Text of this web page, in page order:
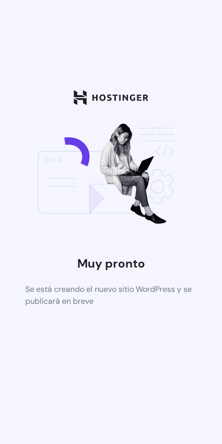
Muy pronto
Se está creando el nuevo sitio WordPress y se
publicará en breve